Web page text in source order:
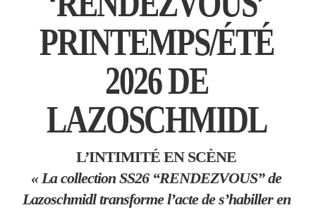
PRINTEMPS/ÉTÉ
2026 DE
LAZOSCHMIDL
L’INTIMITÉ EN SCÈNE
« La collection SS26 “RENDEZVOUS” de
Lazoschmidl transforme l’acte de s’habiller en